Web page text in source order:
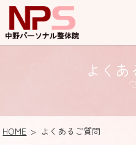
よくあ
HOME よくあるご質問